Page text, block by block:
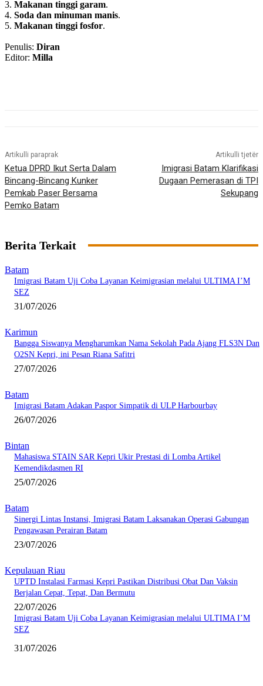
3. Makanan tinggi garam.
4. Soda dan minuman manis.
5. Makanan tinggi fosfor.
Penulis: Diran
Editor: Milla
Artikulli paraprak
Ketua DPRD Ikut Serta Dalam
Bincang-Bincang Kunker
Pemkab Paser Bersama
Pemko Batam
Artikulli tjetër
Imigrasi Batam Klarifikasi
Dugaan Pemerasan di TPI
Sekupang
Berita Terkait
Batam
Imigrasi Batam Uji Coba Layanan Keimigrasian melalui ULTIMA I’M
SEZ
31/07/2026
Karimun
Bangga Siswanya Mengharumkan Nama Sekolah Pada Ajang FLS3N Dan
O2SN Kepri, ini Pesan Riana Safitri
27/07/2026
Batam
Imigrasi Batam Adakan Paspor Simpatik di ULP Harbourbay
26/07/2026
Bintan
Mahasiswa STAIN SAR Kepri Ukir Prestasi di Lomba Artikel
Kemendikdasmen RI
25/07/2026
Batam
Sinergi Lintas Instansi, Imigrasi Batam Laksanakan Operasi Gabungan
Pengawasan Perairan Batam
23/07/2026
Kepulauan Riau
UPTD Instalasi Farmasi Kepri Pastikan Distribusi Obat Dan Vaksin
Berjalan Cepat, Tepat, Dan Bermutu
22/07/2026
Imigrasi Batam Uji Coba Layanan Keimigrasian melalui ULTIMA I’M
SEZ
31/07/2026